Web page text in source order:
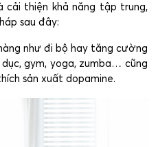
thiện khả năng tập trung,
sau đây:
như đi bộ hay tăng cường
gym, yoga, zumba… cũng
sản xuất dopamine.